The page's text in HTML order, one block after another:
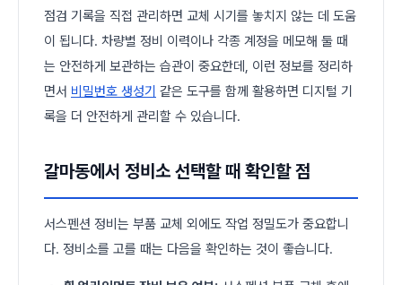
점검 기록을 직접 관리하면 교체 시기를 놓치지 않는 데 도움
이 됩니다. 차량별 정비 이력이나 각종 계정을 메모해 둘 때
는 안전하게 보관하는 습관이 중요한데, 이런 정보를 정리하
면서 비밀번호 생성기 같은 도구를 함께 활용하면 디지털 기
록을 더 안전하게 관리할 수 있습니다.
갈마동에서 정비소 선택할 때 확인할 점
서스펜션 정비는 부품 교체 외에도 작업 정밀도가 중요합니
다. 정비소를 고를 때는 다음을 확인하는 것이 좋습니다.